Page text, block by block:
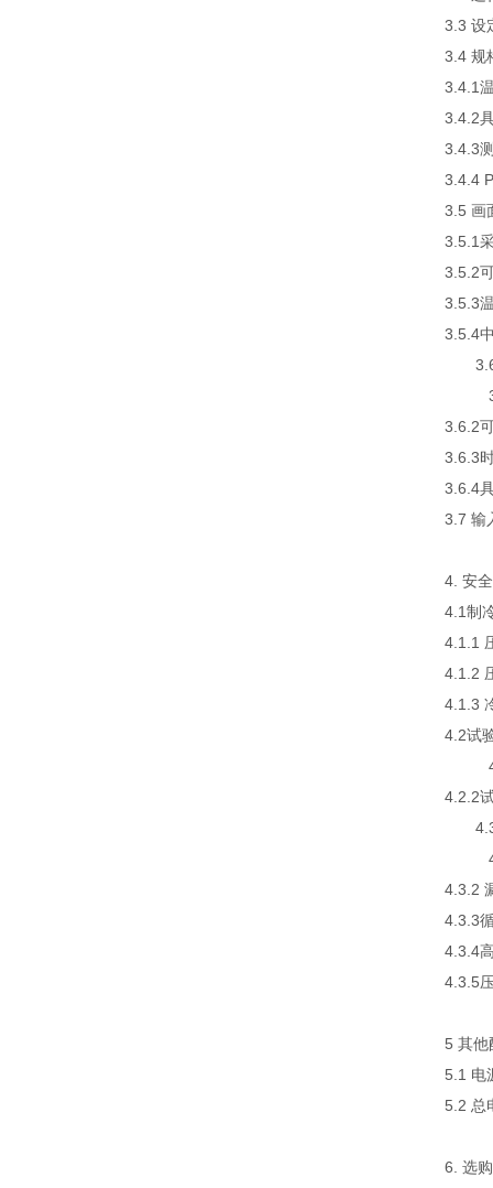
3.3 设
3.4 规
3.4.1
3.4.2
3.4.3
3.4.4
3.5 画
3.5.1
3.5.2
3.5.3
3.5.4
3.6
3.6.2
3.6.3
3.6.4
3.7 输
4. 安
4.1制
4.1.1
4.1.2
4.1.3
4.2试
4.2.2
4.3
4.3.2
4.3.3
4.3.4
4.3.5
5 其他
5.1 电
5.2 总
6. 选